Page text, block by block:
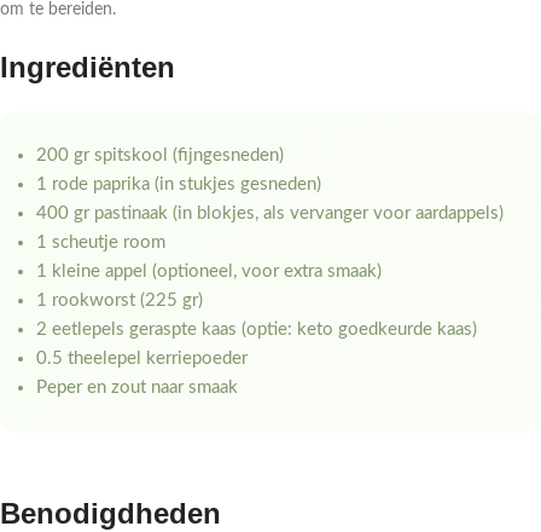
om te bereiden.
Ingrediënten
200 gr spitskool (fijngesneden)
1 rode paprika (in stukjes gesneden)
400 gr pastinaak (in blokjes, als vervanger voor aardappels)
1 scheutje room
1 kleine appel (optioneel, voor extra smaak)
1 rookworst (225 gr)
2 eetlepels geraspte kaas (optie: keto goedkeurde kaas)
0.5 theelepel kerriepoeder
Peper en zout naar smaak
Benodigdheden